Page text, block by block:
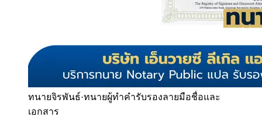
ทนายจิรพันธ์·ทนายผู้ทำคำรับรองลายมือชื่อและ
เอกสาร